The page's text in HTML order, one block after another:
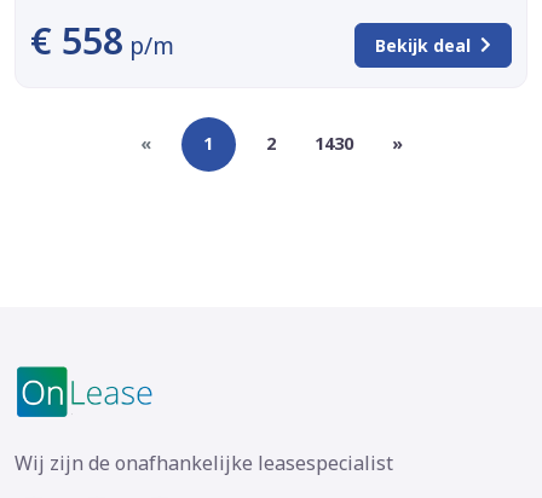
€ 558 p/m Bekijk deal
« 1 2 1430 »
Wij zijn de onafhankelijke leasespecialist